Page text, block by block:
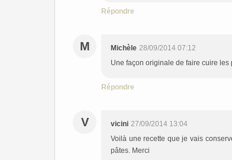
Répondre
M Michèle 28/09/2014 07:12
Une façon originale de faire cuire les
Répondre
V vicini 27/09/2014 13:04
Voilà une recette que je vais
pâtes. Merci